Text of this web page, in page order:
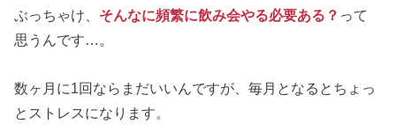
ぶっちゃけ、 そんなに頻繁に飲み会やる必要ある？ って
思うんです…。
数ヶ月に1回ならまだいいんですが、毎月となるとちょっ
とストレスになります。